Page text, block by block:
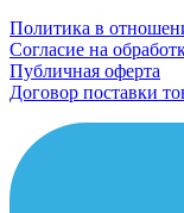
Политика в
Согласие на
Публичная оферта
Договор поставки